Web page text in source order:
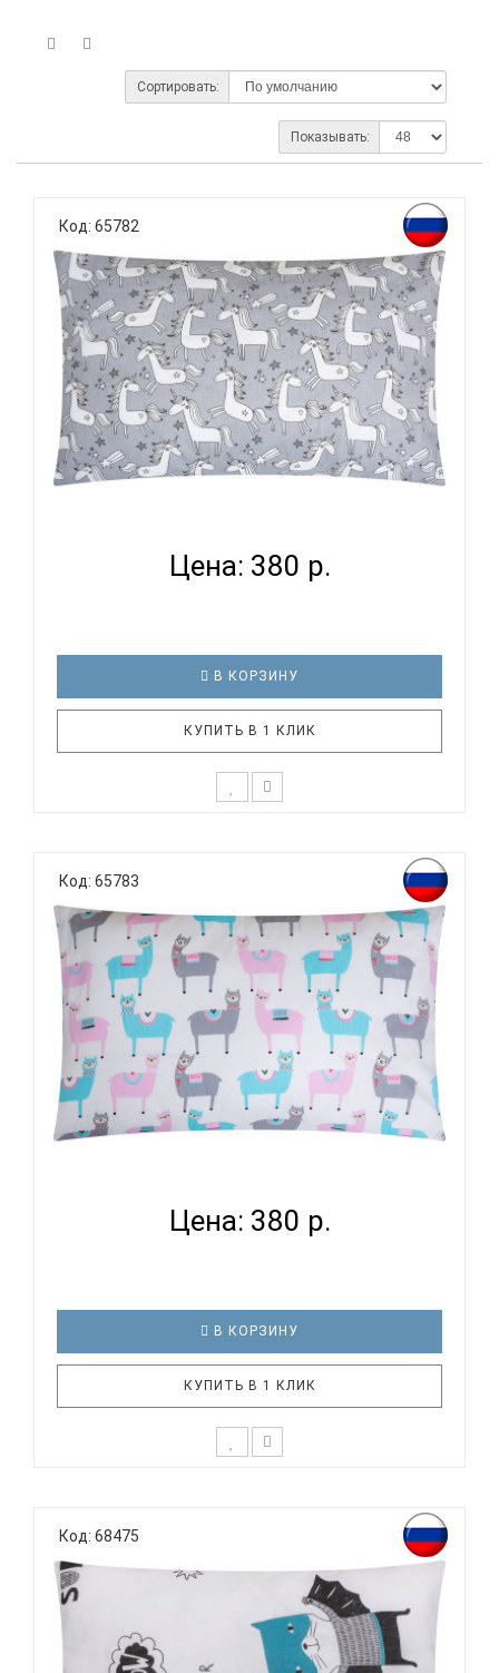
Сортировать:
Показывать:
Код: 65782
ВОМБАТИК CLASSIC COLLECTION ЕДИНОРОЖКИ -
Цена: 380 р.
В КОРЗИНУ
КУПИТЬ В 1 КЛИК
родитель подходит очень основательно. Ведь
ребенок большую часть времени проводит в
кровати. И натуральность тканей, нежный и
веселый рисунок, высокая устойчивость к частым
стиркам – очень важные параметр..
Код: 65783
Цена: 380 р.
В КОРЗИНУ
КУПИТЬ В 1 КЛИК
родитель подходит очень основательно. Ведь
ребенок большую часть времени проводит в
кровати. И натуральность тканей, нежный и
веселый рисунок, высокая устойчивость к частым
стиркам – очень важные параметр..
Код: 68475